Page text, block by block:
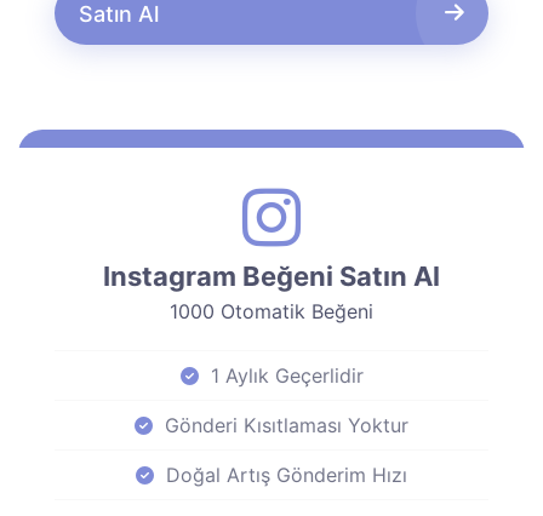
Satın Al
Instagram Beğeni Satın Al
1000 Otomatik Beğeni
1 Aylık Geçerlidir
Gönderi Kısıtlaması Yoktur
Doğal Artış Gönderim Hızı